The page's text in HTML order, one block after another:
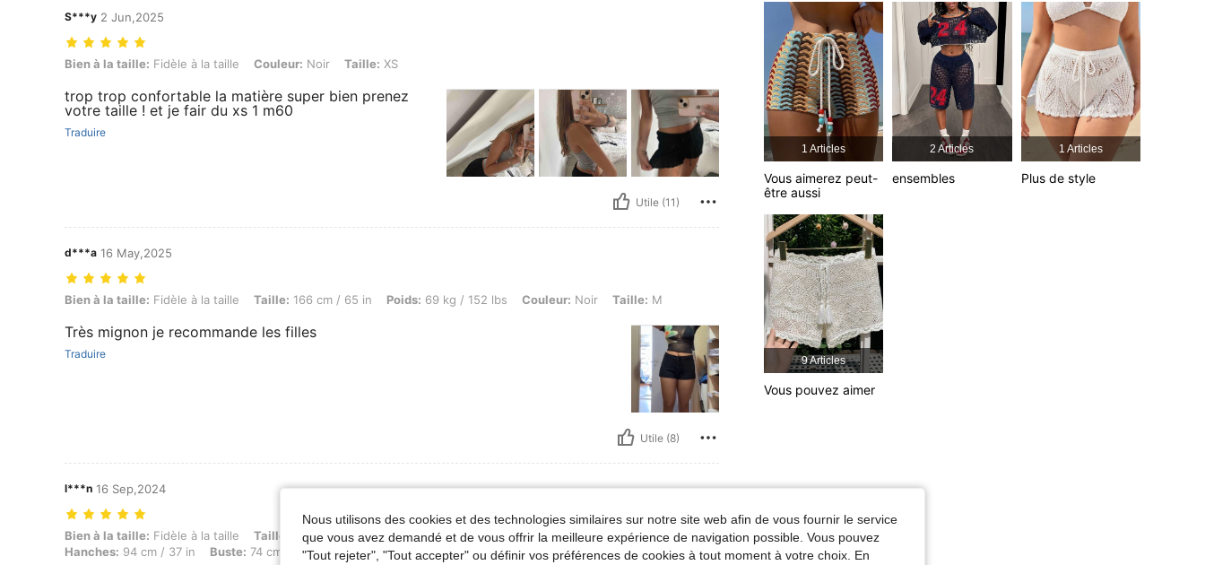
S***y 2 Jun,2025
Bien à la taille: Fidèle à la taille, Couleur: Noir, Taille: XS
Bien à la taille: Fidèle à la taille Couleur: Noir Taille: XS
trop trop confortable la matière super bien prenez
votre taille ! et je fair du xs 1 m60
Traduire
Utile (11)
d***a 16 May,2025
Bien à la taille: Fidèle à la taille, Taille: 166 cm / 65 in, Poids: 69 kg / 152 lbs, Couleur: Noir, Taille: M
Bien à la taille: Fidèle à la taille Taille: 166 cm / 65 in Poids: 69 kg / 152 lbs Couleur: Noir Taille: M
Très mignon je recommande les filles
Traduire
Utile (8)
l***n 16 Sep,2024
Bien à la taille: Fidèle à la taille, Taille: 157 cm / 62 in, Poids: 54 kg / 119 lbs, Taille: 71 cm / 28 in, Hanches: 94 cm / 37 in, Buste: 74 cm / 29 in, Couleur: Blanc, Taille: S
Bien à la taille: Fidèle à la taille Taille: 157 cm / 62 in Poids:54 kg / 119 lbs Taille:71 cm / 28 in
Hanches: 94 cm / 37 in Buste: 74 cm / 29 in Couleur:Blanc Taille: S
11K 597K
1 Articles
Vous aimerez peut-
être aussi
2 Articles
ensembles
1 Articles
Plus de style
9 Articles
Vous pouvez aimer
Nous utilisons des cookies et des technologies similaires sur notre site web afin de vous fournir le service
que vous avez demandé et de vous offrir la meilleure expérience de navigation possible. Vous pouvez
"Tout rejeter", "Tout accepter" ou définir vos préférences de cookies à tout moment à votre choix. En